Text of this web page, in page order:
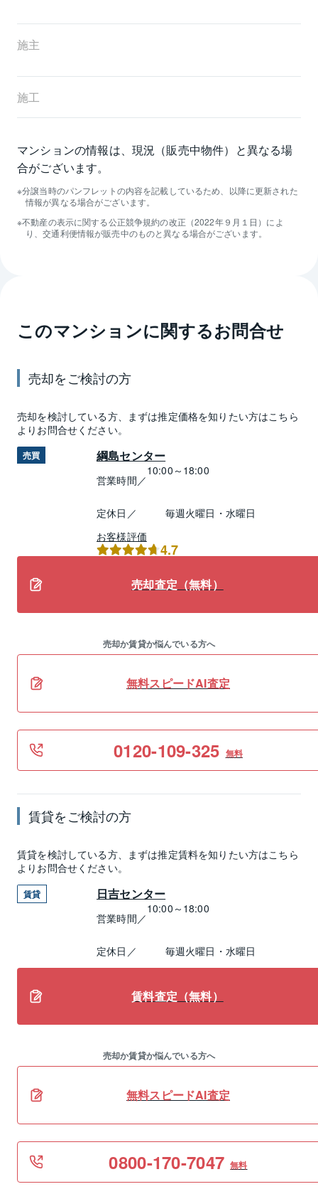
施主
施工
マンションの情報は、現況（販売中物件）と異なる場
合がございます。
分譲当時のパンフレットの内容を記載しているため、以降に更新された
情報が異なる場合がございます。
不動産の表示に関する公正競争規約の改正（2022年９月１日）によ
り、交通利便情報が販売中のものと異なる場合がございます。
このマンションに関するお問合せ
売却をご検討の方
売却を検討している方、まずは推定価格を知りたい方はこちら
よりお問合せください。
売買 綱島センター
営業時間／
10:00～18:00
定休日／
毎週火曜日・水曜日
お客様評価
4.7
売却査定（無料）
売却か賃貸か悩んでいる方へ
無料スピードAI査定
0120-109-325 無料
賃貸をご検討の方
賃貸を検討している方、まずは推定賃料を知りたい方はこちら
よりお問合せください。
賃貸 日吉センター
営業時間／
10:00～18:00
定休日／ 毎週火曜日・水曜日
賃料査定（無料）
売却か賃貸か悩んでいる方へ
無料スピードAI査定
0800-170-7047 無料